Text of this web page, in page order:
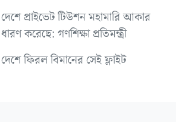
দেশে প্রাইভেট টিউশন মহামারি আকার
ধারণ করেছে: গণশিক্ষা প্রতিমন্ত্রী
দেশে ফিরল বিমানের সেই ফ্লাইট